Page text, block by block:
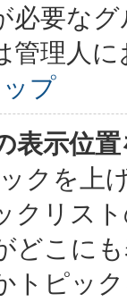
必要な
管理人
プ
表示位
クを上
クリス
どこに
トピッ